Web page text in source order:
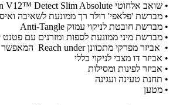
• שואב אלחוטי Dyson V12™ Detect Slim Absolute
• מברשת 'פלאפי' רולר רך ממונעת לשאיבה
• מברשת חובטת לניקוי עמוק Anti-Tangle
• מברשת מיני ממונעת לספות ומזרנים עם פטנט
• אביזר מפרקי מתכוונן Reach under המאפשר הגעה למקומות נמוכים
• אביזר דו מצבי לניקוי כללי
• אביזר לפינות ומסילות
• תחנת טעינה ועגינה
• מטען